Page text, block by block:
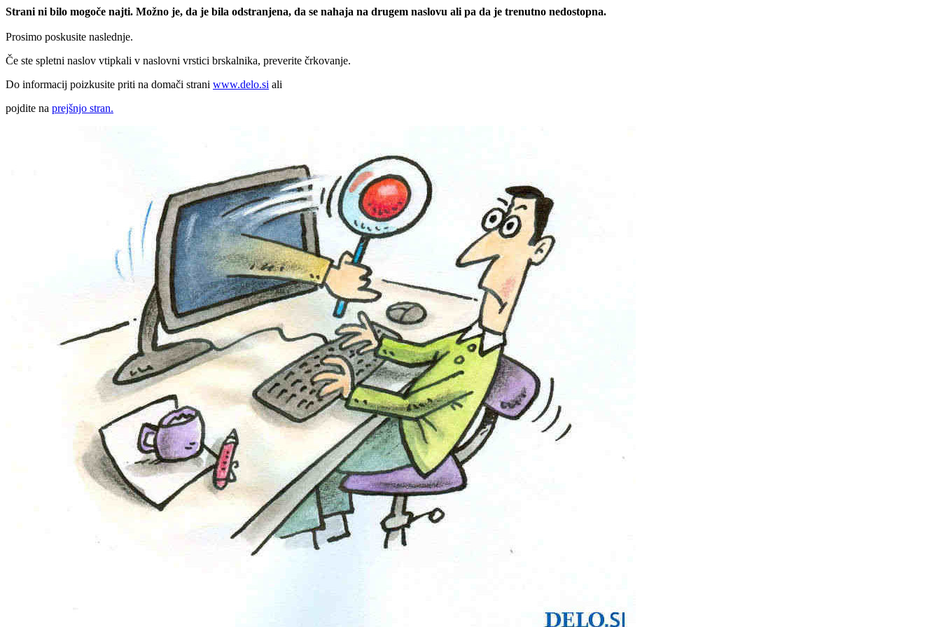
Strani ni bilo mogoče najti. Možno je, da je bila odstranjena, da se nahaja na drugem naslovu ali pa da je trenutno nedostopna.
Prosimo poskusite naslednje.
Če ste spletni naslov vtipkali v naslovni vrstici brskalnika, preverite črkovanje.
Do informacij poizkusite priti na domači strani www.delo.si ali
pojdite na prejšnjo stran.